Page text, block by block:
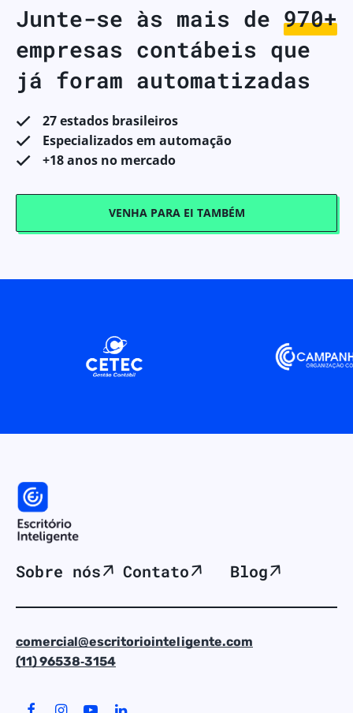
Junte-se às mais de
1,000+empresas
contábeis que já foram
automatizadas
27 estados brasileiros
+18 anos no mercado
Sobre nós Contato Blog
comercial@escritoriointeligente.com